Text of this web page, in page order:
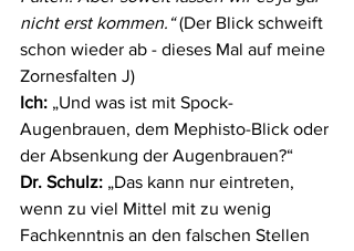
nicht erst kommen.“ (Der Blick schweift
schon wieder ab - dieses Mal auf meine
Zornesfalten J)
Ich: „Und was ist mit Spock-
Augenbrauen, dem Mephisto-Blick oder
der Absenkung der Augenbrauen?“
Dr. Schulz: „Das kann nur eintreten,
wenn zu viel Mittel mit zu wenig
Fachkenntnis an den falschen Stellen